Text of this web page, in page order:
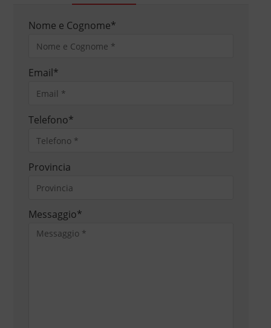
Nome e Cognome*
Email*
Telefono*
Provincia
Messaggio*